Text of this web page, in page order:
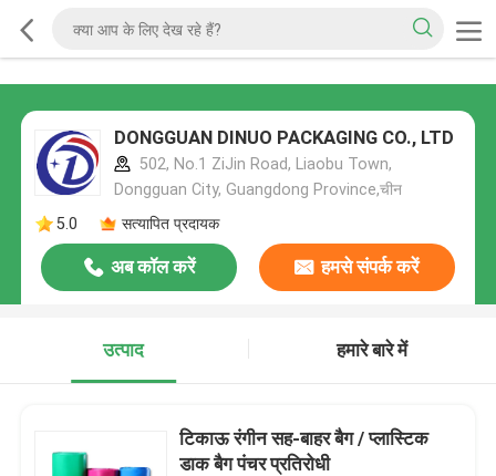
DONGGUAN DINUO PACKAGING CO., LTD
502, No.1 ZiJin Road, Liaobu Town,
Dongguan City, Guangdong Province,चीन
5.0
सत्यापित प्रदायक
अब कॉल करें हमसे संपर्क करें
उत्पाद हमारे बारे में
टिकाऊ रंगीन सह-बाहर बैग / प्लास्टिक
डाक बैग पंचर प्रतिरोधी